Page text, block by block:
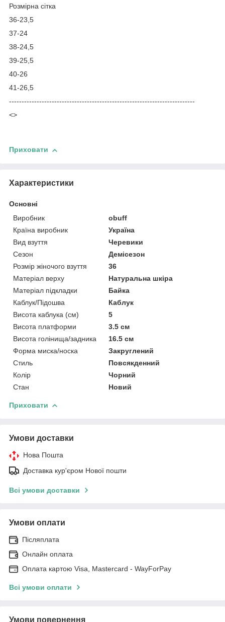
Розмірна сітка
36-23,5
37-24
38-24,5
39-25,5
40-26
41-26,5
--------------------------------------------------------------------------
<>
Приховати
Характеристики
Основні
Виробник
obuff
Країна виробник
Україна
Вид взуття
Черевики
Сезон
Демісезон
Розмір жіночого взуття
36
Матеріал верху
Натуральна шкіра
Матеріал підкладки
Байка
Каблук/Підошва
Каблук
Висота каблука (см)
5
Висота платформи
3.5 см
Висота голінища/задника
16.5 см
Форма миска/носка
Закруглений
Стиль
Повсякденний
Колір
Чорний
Стан
Новий
Приховати
Умови доставки
Нова Пошта
Доставка кур'єром Нової пошти
Всі умови доставки
Умови оплати
Післяплата
Онлайн оплата
Оплата картою Visa, Mastercard - WayForPay
Всі умови оплати
Умови повернення